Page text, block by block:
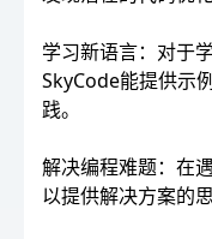
学习新语言：对于
SkyCode能提供示
践。
解决编程难题：在
以提供解决方案的